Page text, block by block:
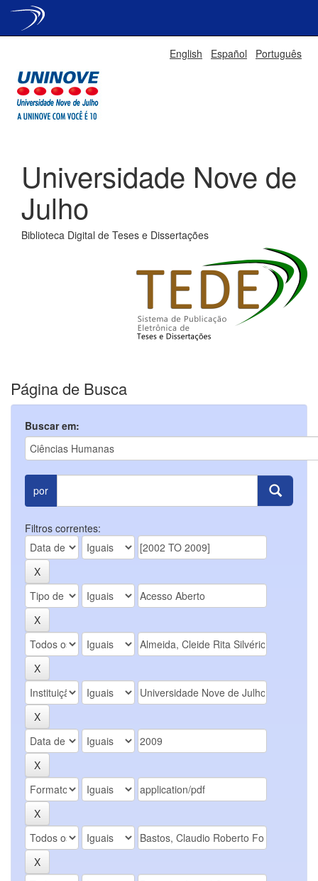
English Español Português
Universidade Nove de
Julho
Biblioteca Digital de Teses e Dissertações
Página de Busca
Buscar em:
por
Filtros correntes: